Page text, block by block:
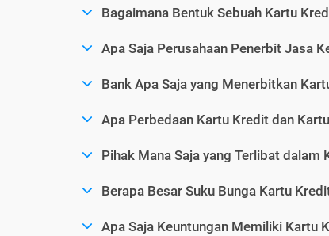
Bagaimana Bentuk Sebuah Kartu
Apa Saja Perusahaan Penerbit Jasa
Bank Apa Saja yang Menerbitkan
Apa Perbedaan Kartu Kredit dan
Pihak Mana Saja yang Terlibat
Berapa Besar Suku Bunga Kartu
Apa Saja Keuntungan Memiliki Kartu